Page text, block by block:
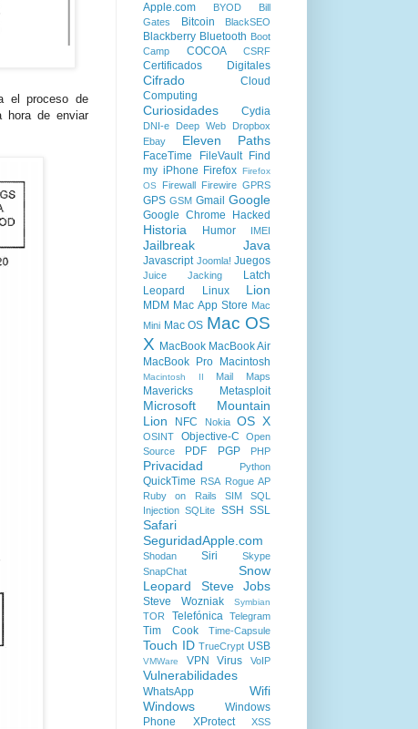
el proceso de
hora de enviar
Apple.com BYOD
Bill
Gates
Bitcoin BlackSEO
Blackberry Bluetooth Boot
Camp
COCOA CSRF
Certificados Digitales
Cifrado
Cloud
Computing
Curiosidades Cydia
DNI-e Deep Web
Dropbox
Ebay
Eleven Paths
FaceTime FileVault
Find
my iPhone Firefox Firefox
OS
Firewall Firewire GPRS
GPS GSM Gmail Google
Google Chrome Hacked
Historia Humor IMEI
Jailbreak Java
Javascript Joomla! Juegos
Juice Jacking
Latch
Leopard
Linux Lion
MDM Mac App Store Mac
Mini Mac OS Mac OS
X MacBook MacBook Air
MacBook Pro
Macintosh
Macintosh II Mail Maps
Mavericks Metasploit
Microsoft
Mountain
Lion
NFC Nokia OS X
OSINT Objective-C
Open
Source
PDF PGP PHP
Privacidad Python
QuickTime RSA Rogue AP
Ruby on Rails
SIM
SQL
Injection SQLite SSH SSL
Safari
SeguridadApple.com
Shodan Siri
Skype
SnapChat
Snow
Leopard
Steve Jobs
Steve Wozniak Symbian
TOR Telefónica Telegram
Tim Cook Time-Capsule
Touch ID TrueCrypt USB
VMWare VPN Virus VoIP
Vulnerabilidades
WhatsApp
Wifi
Windows
Windows
Phone
XProtect XSS